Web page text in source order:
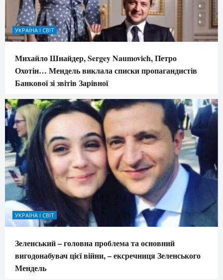
УКРАЇНА І СВІТ
Михайло Шнайдер, Sergey Naumovich, Петро
Охотін… Мендель виклала списки пропагандистів
Банкової зі звітів Зарівної
УКРАЇНА І СВІТ
Зеленський – головна проблема та основний
вигодонабувач цієї війни, – ексречниця Зеленського
Мендель